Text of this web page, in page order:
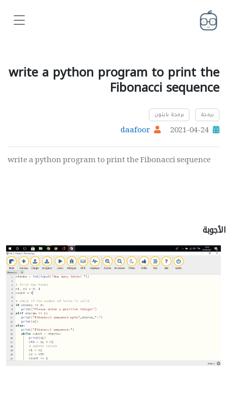
write a python program to print the
Fibonacci sequence
برمجة برمجة بايثون
2021-04-24
daafoor
write a python program to print the Fibonacci sequence
الأجوبة